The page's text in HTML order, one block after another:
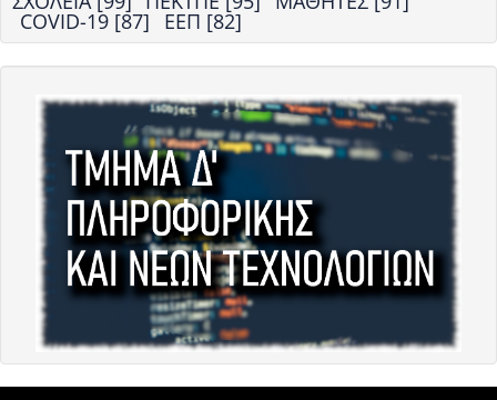
COVID-19 [87] ΕΕΠ [82]